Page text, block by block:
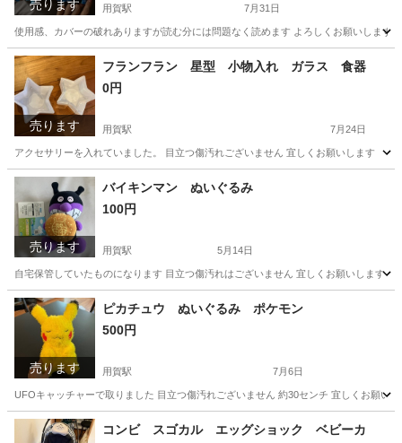
売ります 用賀駅 7月31日
使用感、カバーの破れありますが読む分には問題なく読めます よろしくお願いします
東京 世田谷区 用賀駅 マンガ、コミック、アニメ
売ります
フランフラン 星型 小物入れ ガラス 食器
0円
用賀駅 7月24日
アクセサリーを入れていました。 目立つ傷汚れございません 宜しくお願いします
東京 世田谷区 用賀駅 ガラス
売ります
バイキンマン ぬいぐるみ
100円
用賀駅 5月14日
自宅保管していたものになります 目立つ傷汚れはございません 宜しくお願いします
東京 世田谷区 用賀駅 おもちゃ バイキンマン
売ります
ピカチュウ ぬいぐるみ ポケモン
500円
用賀駅 7月6日
UFOキャッチャーで取りました 目立つ傷汚れございません 約30センチ 宜しくお願いし
東京 世田谷区 用賀駅 おもちゃ ピカチュウ
コンビ スゴカル エッグショック ベビーカ